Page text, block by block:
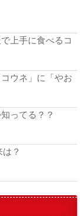
上手に食べるコ
ウネ」に「やお
ってる？？
？